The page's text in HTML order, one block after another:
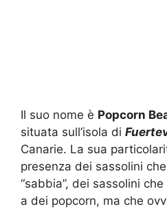
Il suo nome è Popcorn
situata sull’isola di
Canarie. La sua
presenza dei sassolini
“sabbia”, dei sassolini
a dei popcorn, ma che